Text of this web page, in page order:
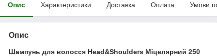
Опис Характеристики Доставка Оплата Умови
Опис
Шампунь для волосся Head&Shoulders Міцелярний 250